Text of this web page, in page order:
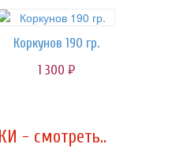
Коркунов 190 гр.
1 300 руб.
- смотреть..